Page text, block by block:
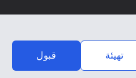
تهيئة قبول